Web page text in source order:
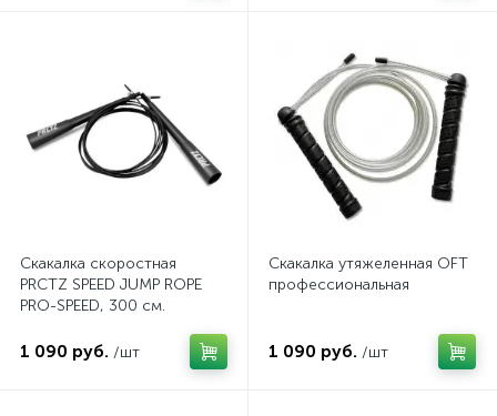
Скакалка скоростная
PRCTZ SPEED JUMP ROPE
PRO-SPEED, 300 см.
1 090 руб. /шт
Скакалка утяжеленная OFT
профессиональная
1 090 руб. /шт